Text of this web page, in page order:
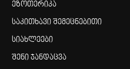
ეზოთერიკა
საკითხავი შემეცნებითი
სიახლეები
შენი ჯანდაცვა